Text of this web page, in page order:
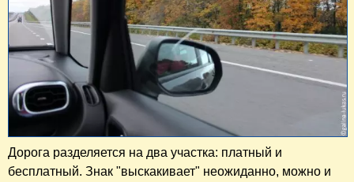
Дорога разделяется на два участка: платный и
бесплатный. Знак "выскакивает" неожиданно, можно и